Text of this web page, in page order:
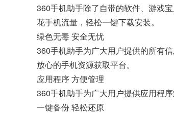
360手机助手除了自带的软件、游戏
花手机流量，轻松一键下载安装。
绿色无毒 安全无忧
360手机助手为广大用户提供的所有
放心的手机资源获取平台。
应用程序 方便管理
360手机助手为广大用户提供应用程
一键备份 轻松还原